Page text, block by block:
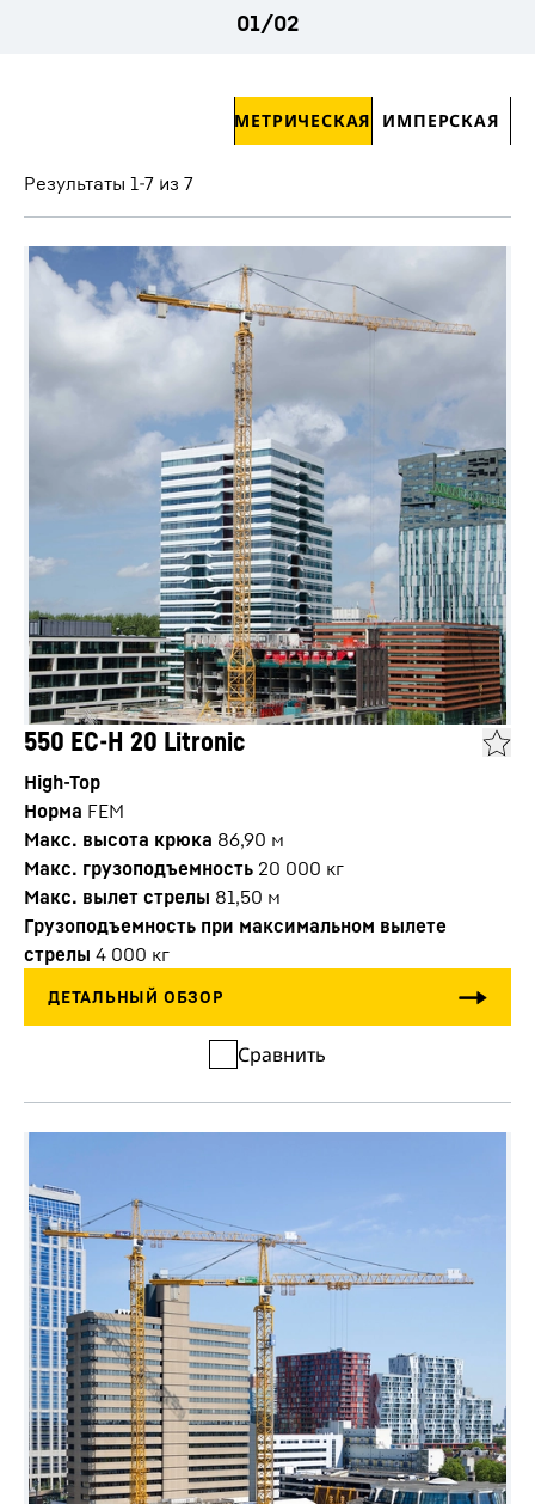
МЕТРИЧЕСКАЯ ИМПЕРСКАЯ
Результаты 1-7 из 7
550 EC-H 20 Litronic
High-Top
Норма FEM
Макс. высота крюка 86,90 м
Макс. грузоподъемность 20 000 кг
Макс. вылет стрелы 81,50 м
Грузоподъемность при максимальном вылете
стрелы 4 000 кг
Сравнить